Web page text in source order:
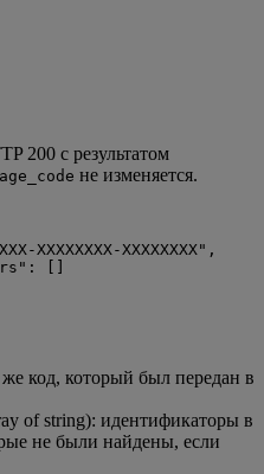
200 с результатом
не изменяется.
XXXXXXXX-XXXXXXXX" ,
: []
код, который был передан в
of string): идентификаторы в
не были найдены, если